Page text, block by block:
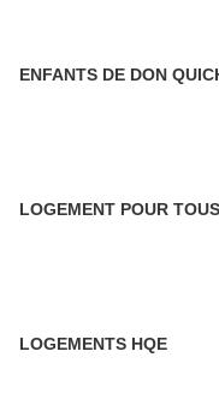
ENFANTS DE DON
LOGEMENT POUR
LOGEMENTS HQE